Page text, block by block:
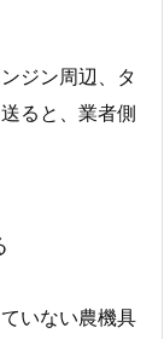
ジン周辺、タ
ると、業者側
いない農機具